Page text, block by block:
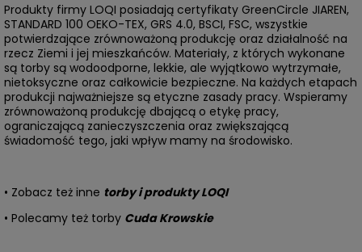
Produkty firmy LOQI posiadają certyfikaty GreenCircle JIAREN,
STANDARD 100 OEKO-TEX, GRS 4.0, BSCI, FSC, wszystkie
potwierdzające zrównoważoną produkcję oraz działalność na
rzecz Ziemi i jej mieszkańców. Materiały, z których wykonane
są torby są wodoodporne, lekkie, ale wyjątkowo wytrzymałe,
nietoksyczne oraz całkowicie bezpieczne. Na każdych etapach
produkcji najważniejsze są etyczne zasady pracy. Wspieramy
zrównoważoną produkcję dbającą o etykę pracy,
ograniczającą zanieczyszczenia oraz zwiększającą
świadomość tego, jaki wpływ mamy na środowisko.
• Zobacz też inne torby i produkty LOQI
• Polecamy też torby Cuda Krowskie